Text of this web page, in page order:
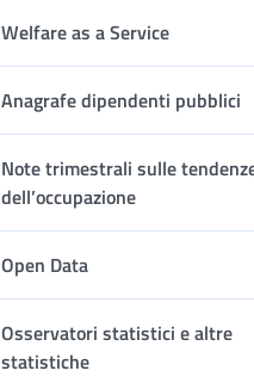
Welfare as a Service
Apri
Anagrafe dipendenti pubblici
Note trimestrali sulle
dell’occupazione
Apri
Open Data
Apri sottomenu
Osservatori statistici e altre
statistiche